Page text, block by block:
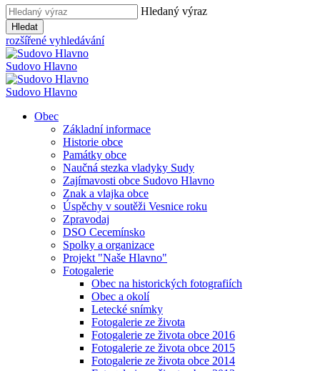
Hledaný výraz
Hledat
rozšířené vyhledávání
Sudovo Hlavno
Sudovo Hlavno
Obec
Základní informace
Historie obce
Památky obce
Naučná stezka vladyky Sudy
Zajímavosti obce Sudovo Hlavno
Znak a vlajka obce
Úspěchy v soutěži Vesnice roku
Zpravodaj
DSO Cecemínsko
Spolky a organizace
Projekt "Naše Hlavno"
Fotogalerie
Obec na historických fotografiích
Obec a okolí
Letecké snímky
Fotogalerie ze života
Fotogalerie ze života obce 2016
Fotogalerie ze života obce 2015
Fotogalerie ze života obce 2014